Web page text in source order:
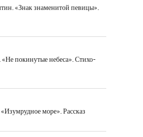
«Знак знаменитой певицы».
покинутые небеса». Стихо-
море». Рассказ